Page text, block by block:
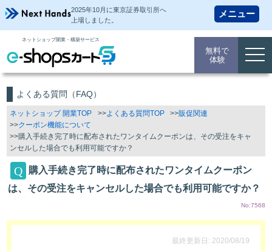
2025年10月に東京証券取引所へ
上場しました。
ネットショップ開業・構築サービス
無料で
体験
よくある質問（FAQ）
ネットショップ 開業TOP よくある質問TOP
販促関連
クーポン機能について
購入手続き完了時に配布されたワンタイムクーポンは、その受注をキャ
ンセルした場合でも利用可能ですか？
購入手続き完了時に配布されたワンタイムクーポン
は、その受注をキャンセルした場合でも利用可能ですか？
No:7568
最終更新日: 2020/08/19